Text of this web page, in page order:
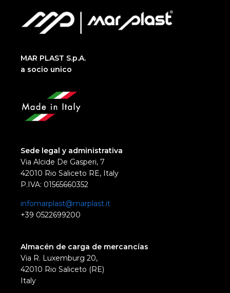
MAR PLAST S.p.A.
a socio unico
Sede legal y administrativa
Via Alcide De Gasperi, 7
42010 Rio Saliceto RE, Italy
P.IVA: 01565660352
infomarplast@marplast.it
+39 0522699200
Almacén de carga de mercancías
Via R. Luxemburg 20,
42010 Rio Saliceto (RE)
Italy